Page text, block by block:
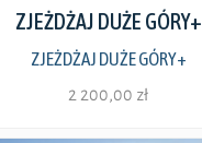
ZJEŻDŻAJ DUŻE GÓRY+
ZJEŻDŻAJ DUŻE GÓRY+
2 200,00 zł